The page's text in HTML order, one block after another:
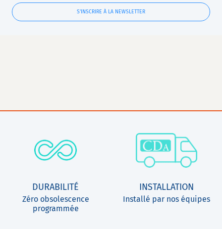
S'INSCRIRE À LA NEWSLETTER
DURABILITÉ
Zéro obsolescence
programmée
INSTALLATION
Installé par nos équipes